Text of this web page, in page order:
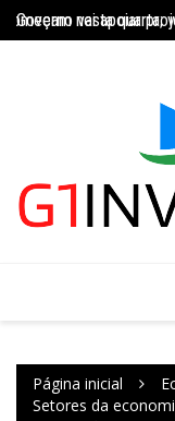
para
nesta quarta;
Governo vai apoiar
Página inicial
Setores da